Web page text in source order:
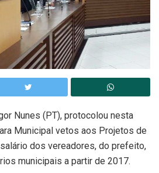
Nunes (PT), protocolou nesta
Municipal vetos aos Projetos de
dos vereadores, do prefeito,
municipais a partir de 2017.